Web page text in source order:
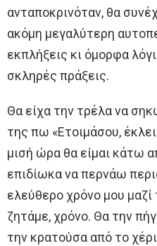
ανταποκρινόταν, θα
ακόμη μεγαλύτερη
εκπλήξεις κι όμορφα
σκληρές πράξεις.
Θα είχα την τρέλα να
της πω «Ετοιμάσου,
μισή ώρα θα είμαι κάτω
επιδίωκα να περνάω
ελεύθερο χρόνο μου μαζί
ζητάμε, χρόνο. Θα την
την κρατούσα από το